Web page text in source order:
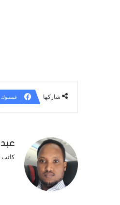
شاركها فيسبوك